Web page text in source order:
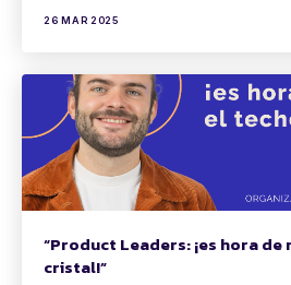
26 MAR 2025
“Product Leaders: ¡es hora
cristal!”